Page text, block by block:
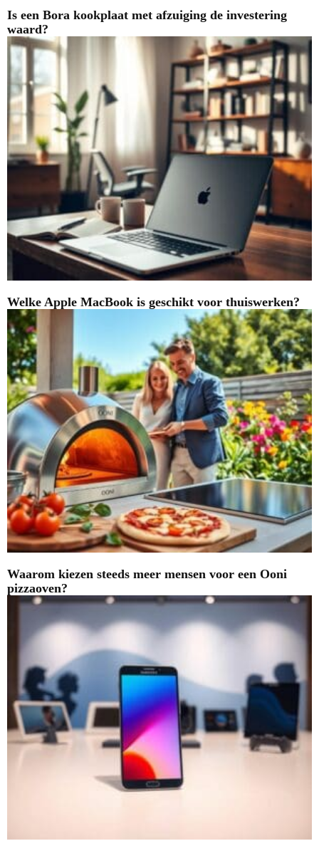
Is een Bora kookplaat met afzuiging de investering
waard?
Welke Apple MacBook is geschikt voor thuiswerken?
Waarom kiezen steeds meer mensen voor een Ooni
pizzaoven?